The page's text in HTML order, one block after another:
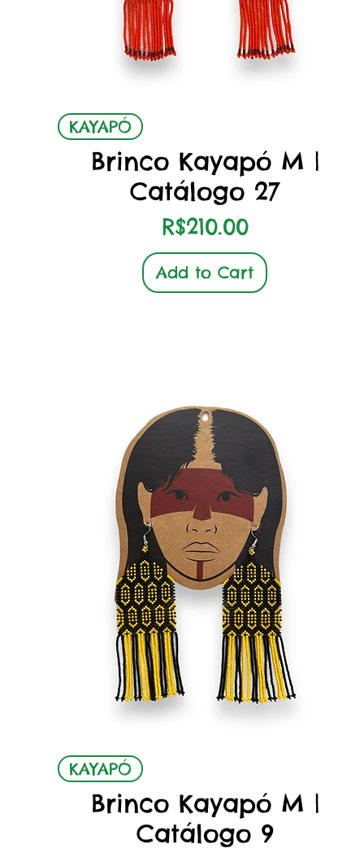
KAYAPÓ
Brinco Kayapó M |
Catálogo 27
Price
R$210.00
Add to Cart
KAYAPÓ
Brinco Kayapó M |
Catálogo 9